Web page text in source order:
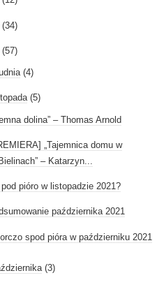
(34)
(57)
(4)
(5)
dolina” – Thomas Arnold
„Tajemnica domu w
Bielinach” – Katarzyn...
pod pióro w listopadzie 2021?
października 2021
spod pióra w październiku 2021
(3)